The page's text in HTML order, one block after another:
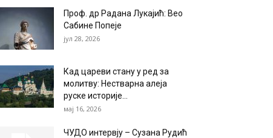
Проф. др Радана Лукајић: Вео
Сабине Попеје
јул 28, 2026
Кад цареви стану у ред за
молитву: Нестварна алеја
руске историје...
мај 16, 2026
ЧУДО интервју – Сузана Рудић